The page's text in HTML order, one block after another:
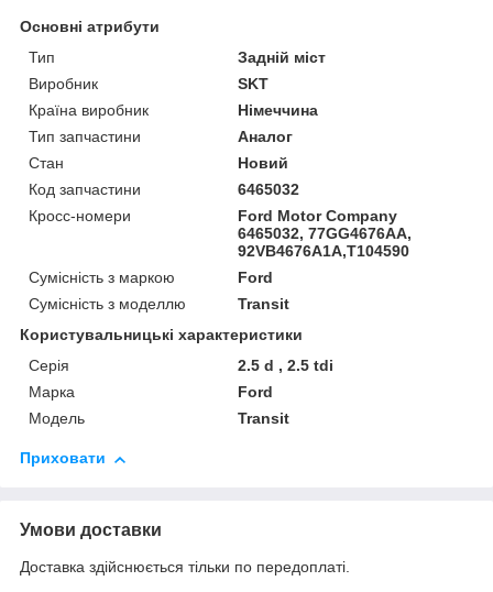
Основні атрибути
Тип
Задній міст
Виробник
SKT
Країна виробник
Німеччина
Тип запчастини
Аналог
Стан
Новий
Код запчастини
6465032
Кросс-номери
Ford Motor Company
6465032, 77GG4676AA,
92VB4676A1A,T104590
Сумісність з маркою
Ford
Сумісність з моделлю
Transit
Користувальницькі характеристики
Серія
2.5 d , 2.5 tdi
Марка
Ford
Модель
Transit
Приховати
Умови доставки
Доставка здійснюється тільки по передоплаті.